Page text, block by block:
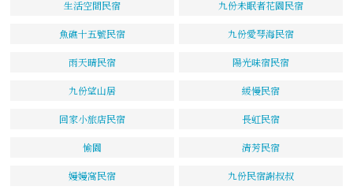
生活空間民宿 九份未眠者花園民宿
魚礁十五號民宿 九份愛琴海民宿
雨天晴民宿 陽光味宿民宿
九份望山居 緩慢民宿
回家小旅店民宿 長虹民宿
愉園 清芳民宿
嫚嫚窩民宿 九份民宿謝叔叔